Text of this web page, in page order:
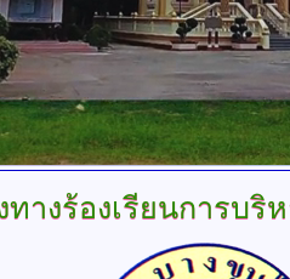
ทางร้องเรียนการบริ